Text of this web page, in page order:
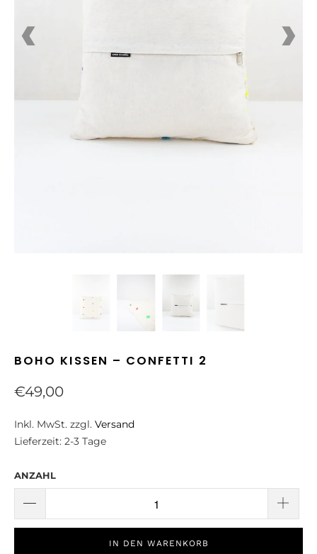
BOHO KISSEN – CONFETTI 2
€49,00
Inkl. MwSt. zzgl. Versand
Lieferzeit: 2-3 Tage
ANZAHL
IN DEN WARENKORB